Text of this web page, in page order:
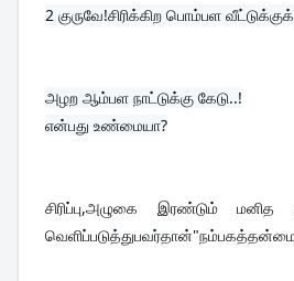
2 குருவே!சிரிக்கிற பொம்பள
அழற ஆம்பள நாட்டுக்கு கேடு..!
என்பது உண்மையா?
சிரிப்பு,அழுகை இரண்டும் மனித